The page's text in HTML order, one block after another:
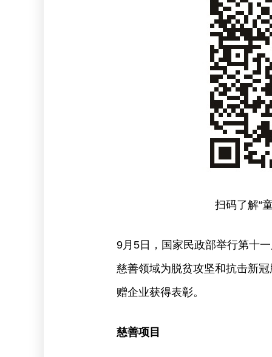
扫码了解“
9月5日，国家民政部举行第十
慈善领域为脱贫攻坚和抗击新
赠企业获得表彰。
慈善项目